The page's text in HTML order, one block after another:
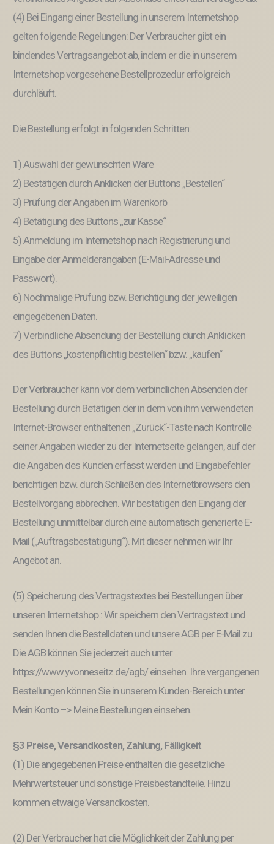
(4) Bei Eingang einer Bestellung in unserem Internetshop
gelten folgende Regelungen: Der Verbraucher gibt ein
bindendes Vertragsangebot ab, indem er die in unserem
Internetshop vorgesehene Bestellprozedur erfolgreich
durchläuft.
Die Bestellung erfolgt in folgenden Schritten:
1) Auswahl der gewünschten Ware
2) Bestätigen durch Anklicken der Buttons „Bestellen“
3) Prüfung der Angaben im Warenkorb
4) Betätigung des Buttons „zur Kasse“
5) Anmeldung im Internetshop nach Registrierung und
Eingabe der Anmelderangaben (E-Mail-Adresse und
Passwort).
6) Nochmalige Prüfung bzw. Berichtigung der jeweiligen
eingegebenen Daten.
7) Verbindliche Absendung der Bestellung durch Anklicken
des Buttons „kostenpflichtig bestellen“ bzw. „kaufen“
Der Verbraucher kann vor dem verbindlichen Absenden der
Bestellung durch Betätigen der in dem von ihm verwendeten
Internet-Browser enthaltenen „Zurück“-Taste nach Kontrolle
seiner Angaben wieder zu der Internetseite gelangen, auf der
die Angaben des Kunden erfasst werden und Eingabefehler
berichtigen bzw. durch Schließen des Internetbrowsers den
Bestellvorgang abbrechen. Wir bestätigen den Eingang der
Bestellung unmittelbar durch eine automatisch generierte E-
Mail („Auftragsbestätigung“). Mit dieser nehmen wir Ihr
Angebot an.
(5) Speicherung des Vertragstextes bei Bestellungen über
unseren Internetshop : Wir speichern den Vertragstext und
senden Ihnen die Bestelldaten und unsere AGB per E-Mail zu.
Die AGB können Sie jederzeit auch unter
https://www.yvonneseitz.de/agb/ einsehen. Ihre vergangenen
Bestellungen können Sie in unserem Kunden-Bereich unter
Mein Konto –> Meine Bestellungen einsehen.
§3 Preise, Versandkosten, Zahlung, Fälligkeit
(1) Die angegebenen Preise enthalten die gesetzliche
Mehrwertsteuer und sonstige Preisbestandteile. Hinzu
kommen etwaige Versandkosten.
(2) Der Verbraucher hat die Möglichkeit der Zahlung per